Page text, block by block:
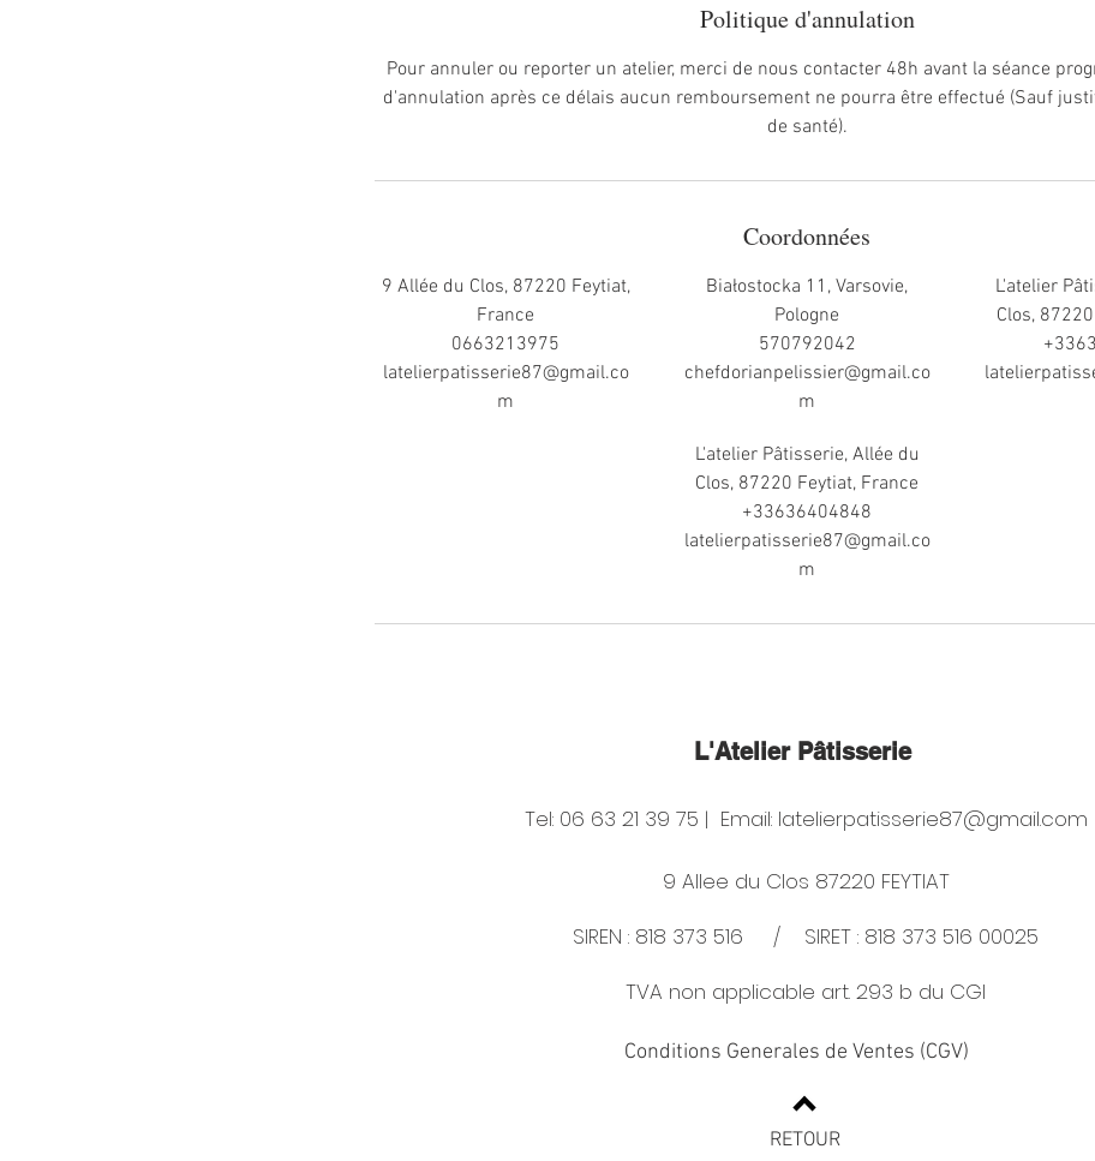
Politique d'annulation
Pour annuler ou reporter un atelier, merci de nous contacter 48h avant la séance
d'annulation après ce délais aucun remboursement ne pourra être effectué (Sauf
de santé).
Coordonnées
9 Allée du Clos, 87220 Feytiat,
France
0663213975
latelierpatisserie87@gmail.co
m
Białostocka 11, Varsovie,
Pologne
570792042
chefdorianpelissier@gmail.co
m
L'atelier
Clos,
L'atelier Pâtisserie, Allée du
Clos, 87220 Feytiat, France
+33636404848
latelierpatisserie87@gmail.co
m
L'Atelier Pâtisserie
Tel: 06 63 21 39 75 | Email: latelierpatisserie87@gmail.com
9 Allee du Clos 87220 FEYTIAT
SIREN : 818 373 516 / SIRET : 818 373 516 00025
TVA non applicable art. 293 b du CGI
Conditions Generales de Ventes (CGV)
RETOUR